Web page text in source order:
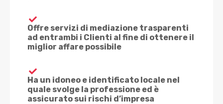
Offre servizi di mediazione trasparenti
ad entrambi i Clienti al fine di ottenere il
miglior affare possibile
Ha un idoneo e identificato locale nel
quale svolge la professione ed è
assicurato sui rischi d’impresa